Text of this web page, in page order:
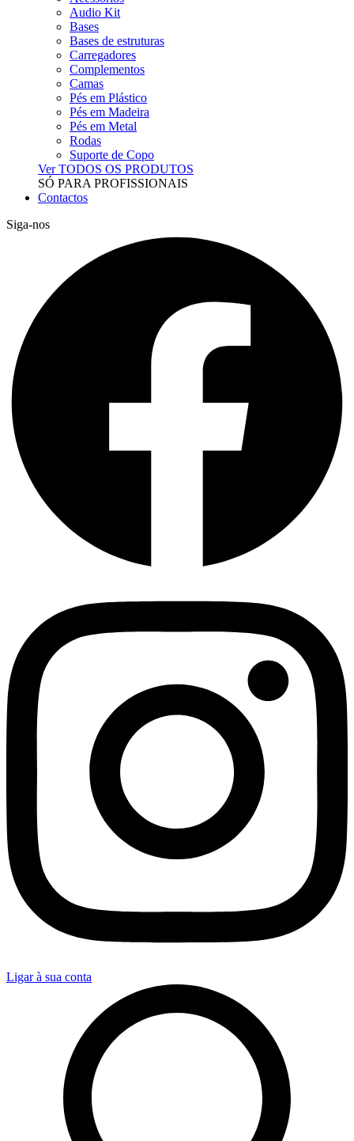
Audio Kit
Bases
Bases de estruturas
Carregadores
Complementos
Camas
Pés em Plástico
Pés em Madeira
Pés em Metal
Rodas
Suporte de Copo
Ver TODOS OS PRODUTOS
SÓ PARA PROFISSIONAIS
Contactos
Siga-nos
Ligar à sua conta